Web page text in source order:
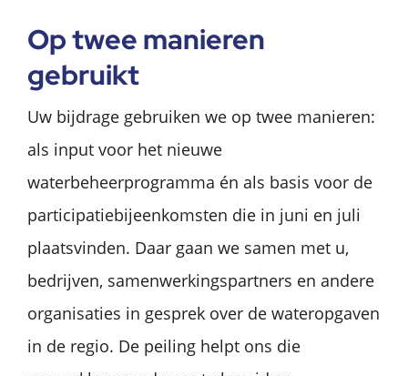
Op twee manieren
gebruikt
Uw bijdrage gebruiken we op twee manieren:
als input voor het nieuwe
waterbeheerprogramma én als basis voor de
participatiebijeenkomsten die in juni en juli
plaatsvinden. Daar gaan we samen met u,
bedrijven, samenwerkingspartners en andere
organisaties in gesprek over de wateropgaven
in de regio. De peiling helpt ons die